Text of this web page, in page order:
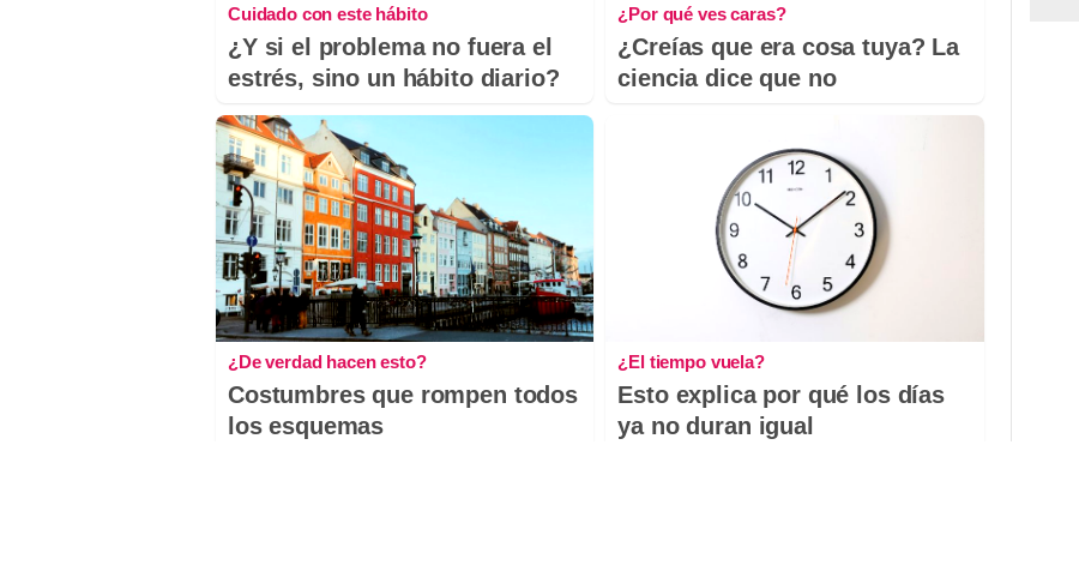
Cuidado con este hábito
¿Y si el problema no fuera el
estrés, sino un hábito diario?
¿Por qué ves caras?
¿Creías que era cosa tuya? La
ciencia dice que no
¿De verdad hacen esto?
Costumbres que rompen todos
los esquemas
¿El tiempo vuela?
Esto explica por qué los días
ya no duran igual